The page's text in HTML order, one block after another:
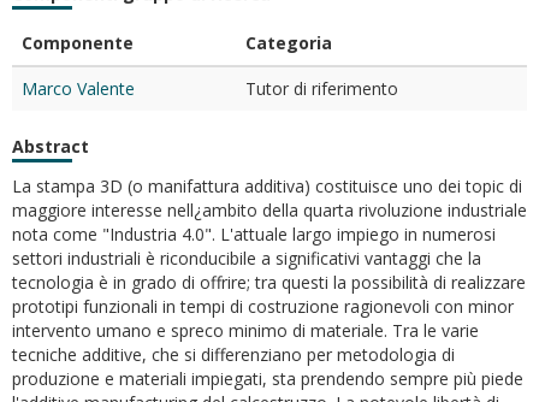
Componente
Categoria
Marco Valente
Tutor di riferimento
Abstract
La stampa 3D (o manifattura additiva) costituisce uno dei topic di
maggiore interesse nell¿ambito della quarta rivoluzione industriale
nota come "Industria 4.0". L'attuale largo impiego in numerosi
settori industriali è riconducibile a significativi vantaggi che la
tecnologia è in grado di offrire; tra questi la possibilità di realizzare
prototipi funzionali in tempi di costruzione ragionevoli con minor
intervento umano e spreco minimo di materiale. Tra le varie
tecniche additive, che si differenziano per metodologia di
produzione e materiali impiegati, sta prendendo sempre più piede